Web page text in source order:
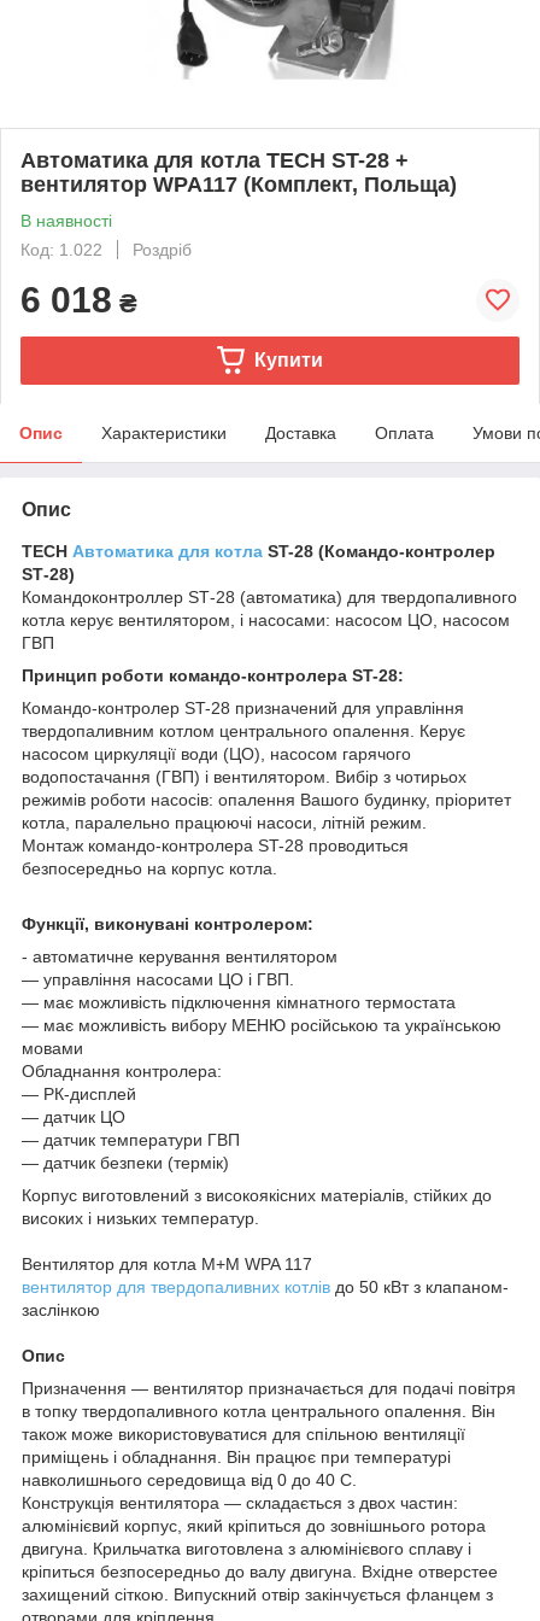
Автоматика для котла TECH ST-28 +
вентилятор WPA117 (Комплект, Польща)
В наявності
Код: 1.022
Роздріб
6 018 ₴
Купити
Опис Характеристики Доставка Оплата Умови
Опис
TECH Автоматика для котла ST-28 (Командо-контролер
ЅТ-28)
Командоконтроллер ЅТ-28 (автоматика) для твердопаливного
котла керує вентилятором, і насосами: насосом ЦО, насосом
ГВП
Принцип роботи командо-контролера ST-28:
Командо-контролер ST-28 призначений для управління
твердопаливним котлом центрального опалення. Керує
насосом циркуляції води (ЦО), насосом гарячого
водопостачання (ГВП) і вентилятором. Вибір з чотирьох
режимів роботи насосів: опалення Вашого будинку, пріоритет
котла, паралельно працюючі насоси, літній режим.
Монтаж командо-контролера ST-28 проводиться
безпосередньо на корпус котла.
Функції, виконувані контролером:
- автоматичне керування вентилятором
― управління насосами ЦО і ГВП.
― має можливість підключення кімнатного термостата
― має можливість вибору МЕНЮ російською та українською
мовами
Обладнання контролера:
― РК-дисплей
― датчик ЦО
― датчик температури ГВП
― датчик безпеки (термік)
Корпус виготовлений з високоякісних матеріалів, стійких до
високих і низьких температур.
Вентилятор для котла М+М WPA 117
вентилятор для твердопаливних котлів до 50 кВт з клапаном-
заслінкою
Опис
Призначення ― вентилятор призначається для подачі повітря
в топку твердопаливного котла центрального опалення. Він
також може використовуватися для спільною вентиляції
приміщень і обладнання. Він працює при температурі
навколишнього середовища від 0 до 40 С.
Конструкція вентилятора ― складається з двох частин:
алюмінієвий корпус, який кріпиться до зовнішнього ротора
двигуна. Крильчатка виготовлена з алюмінієвого сплаву і
кріпиться безпосередньо до валу двигуна. Вхідне отверстее
захищений сіткою. Випускний отвір закінчується фланцем з
отворами для кріплення.